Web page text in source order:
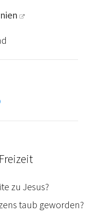
zu Jesus?
taub geworden?